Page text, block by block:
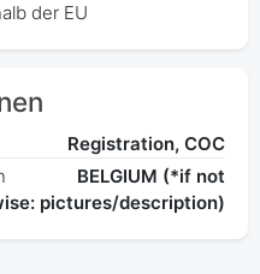
der EU
Registration, COC
BELGIUM (*if not
pictures/description)